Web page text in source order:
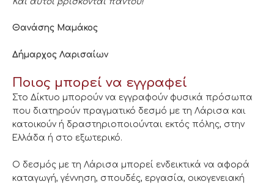
Θανάσης Μαμάκος
Δήμαρχος Λαρισαίων
Ποιος μπορεί να εγγραφεί
Στο Δίκτυο μπορούν να εγγραφούν φυσικά πρόσωπα
που διατηρούν πραγματικό δεσμό με τη Λάρισα και
κατοικούν ή δραστηριοποιούνται εκτός πόλης, στην
Ελλάδα ή στο εξωτερικό.
Ο δεσμός με τη Λάρισα μπορεί ενδεικτικά να αφορά
καταγωγή, γέννηση, σπουδές, εργασία, οικογενειακή